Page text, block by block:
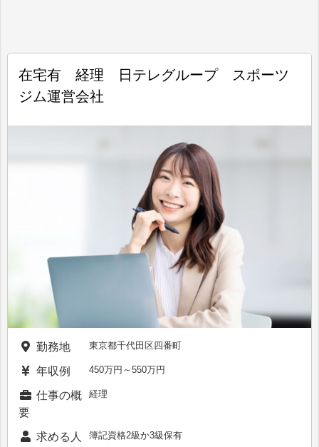
在宅有 経理 日テレグループ スポーツ
ジム運営会社
勤務地 東京都千代田区四番町
年収例 450万円～550万円
仕事の概
要
経理
求める人
簿記資格2級か3級保有